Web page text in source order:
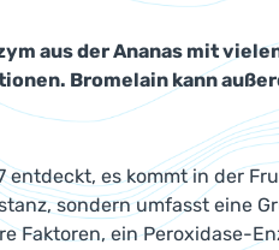
aus der Ananas mit
Bromelain kann
entdeckt, es kommt in der
sondern umfasst eine
Faktoren, ein Peroxidase-